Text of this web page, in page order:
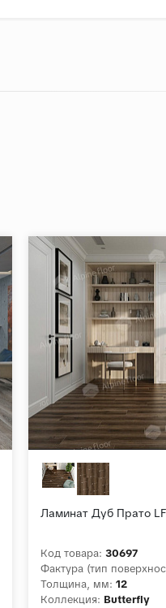
Ламинат Дуб Прато
Код товара: 30697
Фактура (тип
Толщина, мм: 12
Коллекция: Butterfly